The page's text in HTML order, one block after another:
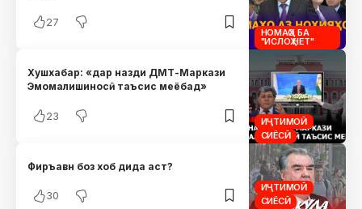
НОМАҲО БА
"ИСЛОҲ.НЕТ"
27
ИҶТИМОӢ
СИЁСӢ
Хушхабар: «дар назди ДМТ-Маркази
Эмомалишиносӣ таъсис меёбад»
23
ИҶТИМОӢ
СИЁСӢ
Фиръавн боз хоб дида аст?
30